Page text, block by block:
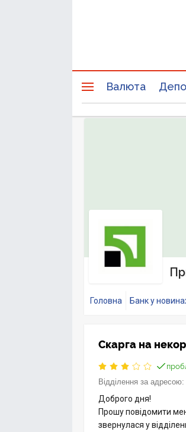
Валюта
Головна Банк у
Скарга на
Відділення за адресою:
Доброго дня!
Прошу повідомити
звернулася у